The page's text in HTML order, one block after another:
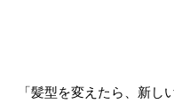
「髪型を変えたら、新し